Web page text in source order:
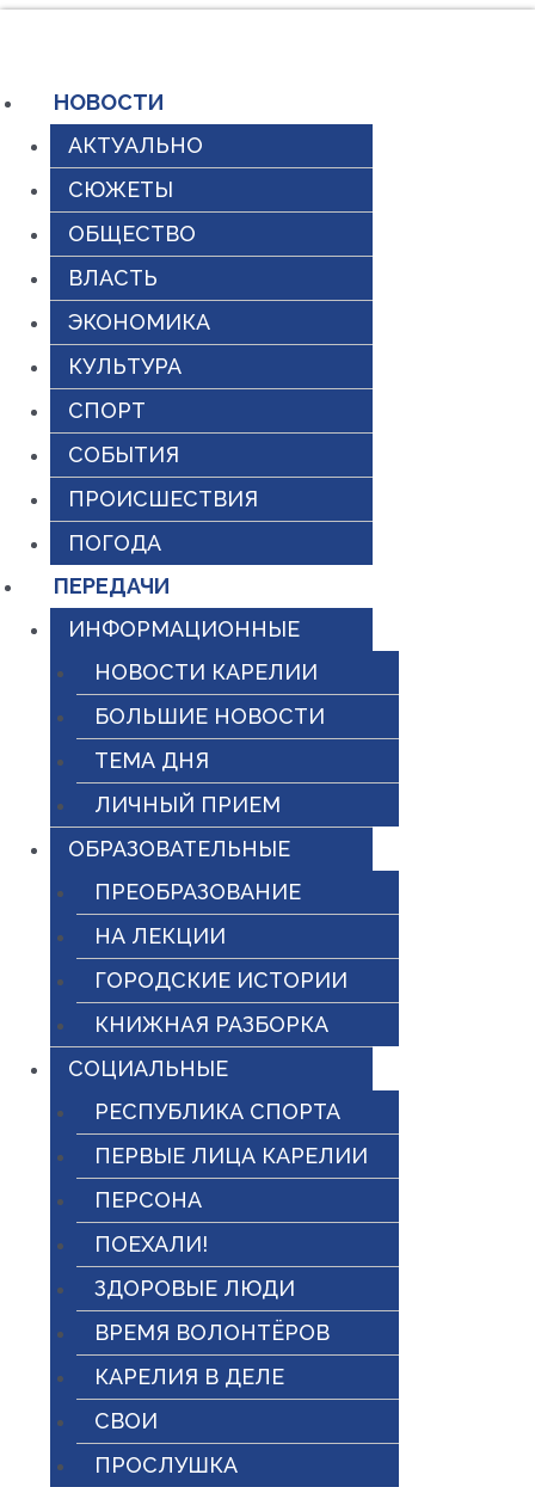
содержимому
НОВОСТИ
АКТУАЛЬНО
СЮЖЕТЫ
ОБЩЕСТВО
ВЛАСТЬ
ЭКОНОМИКА
КУЛЬТУРА
СПОРТ
СОБЫТИЯ
ПРОИСШЕСТВИЯ
ПОГОДА
ПЕРЕДАЧИ
ИНФОРМАЦИОННЫЕ
НОВОСТИ КАРЕЛИИ
БОЛЬШИЕ НОВОСТИ
ТЕМА ДНЯ
ЛИЧНЫЙ ПРИЕМ
ОБРАЗОВАТЕЛЬНЫЕ
ПРЕОБРАЗОВАНИЕ
НА ЛЕКЦИИ
ГОРОДСКИЕ ИСТОРИИ
КНИЖНАЯ РАЗБОРКА
СОЦИАЛЬНЫЕ
РЕСПУБЛИКА СПОРТА
ПЕРВЫЕ ЛИЦА КАРЕЛИИ
ПЕРСОНА
ПОЕХАЛИ!
ЗДОРОВЫЕ ЛЮДИ
ВРЕМЯ ВОЛОНТЁРОВ
КАРЕЛИЯ В ДЕЛЕ
СВОИ
ПРОСЛУШКА